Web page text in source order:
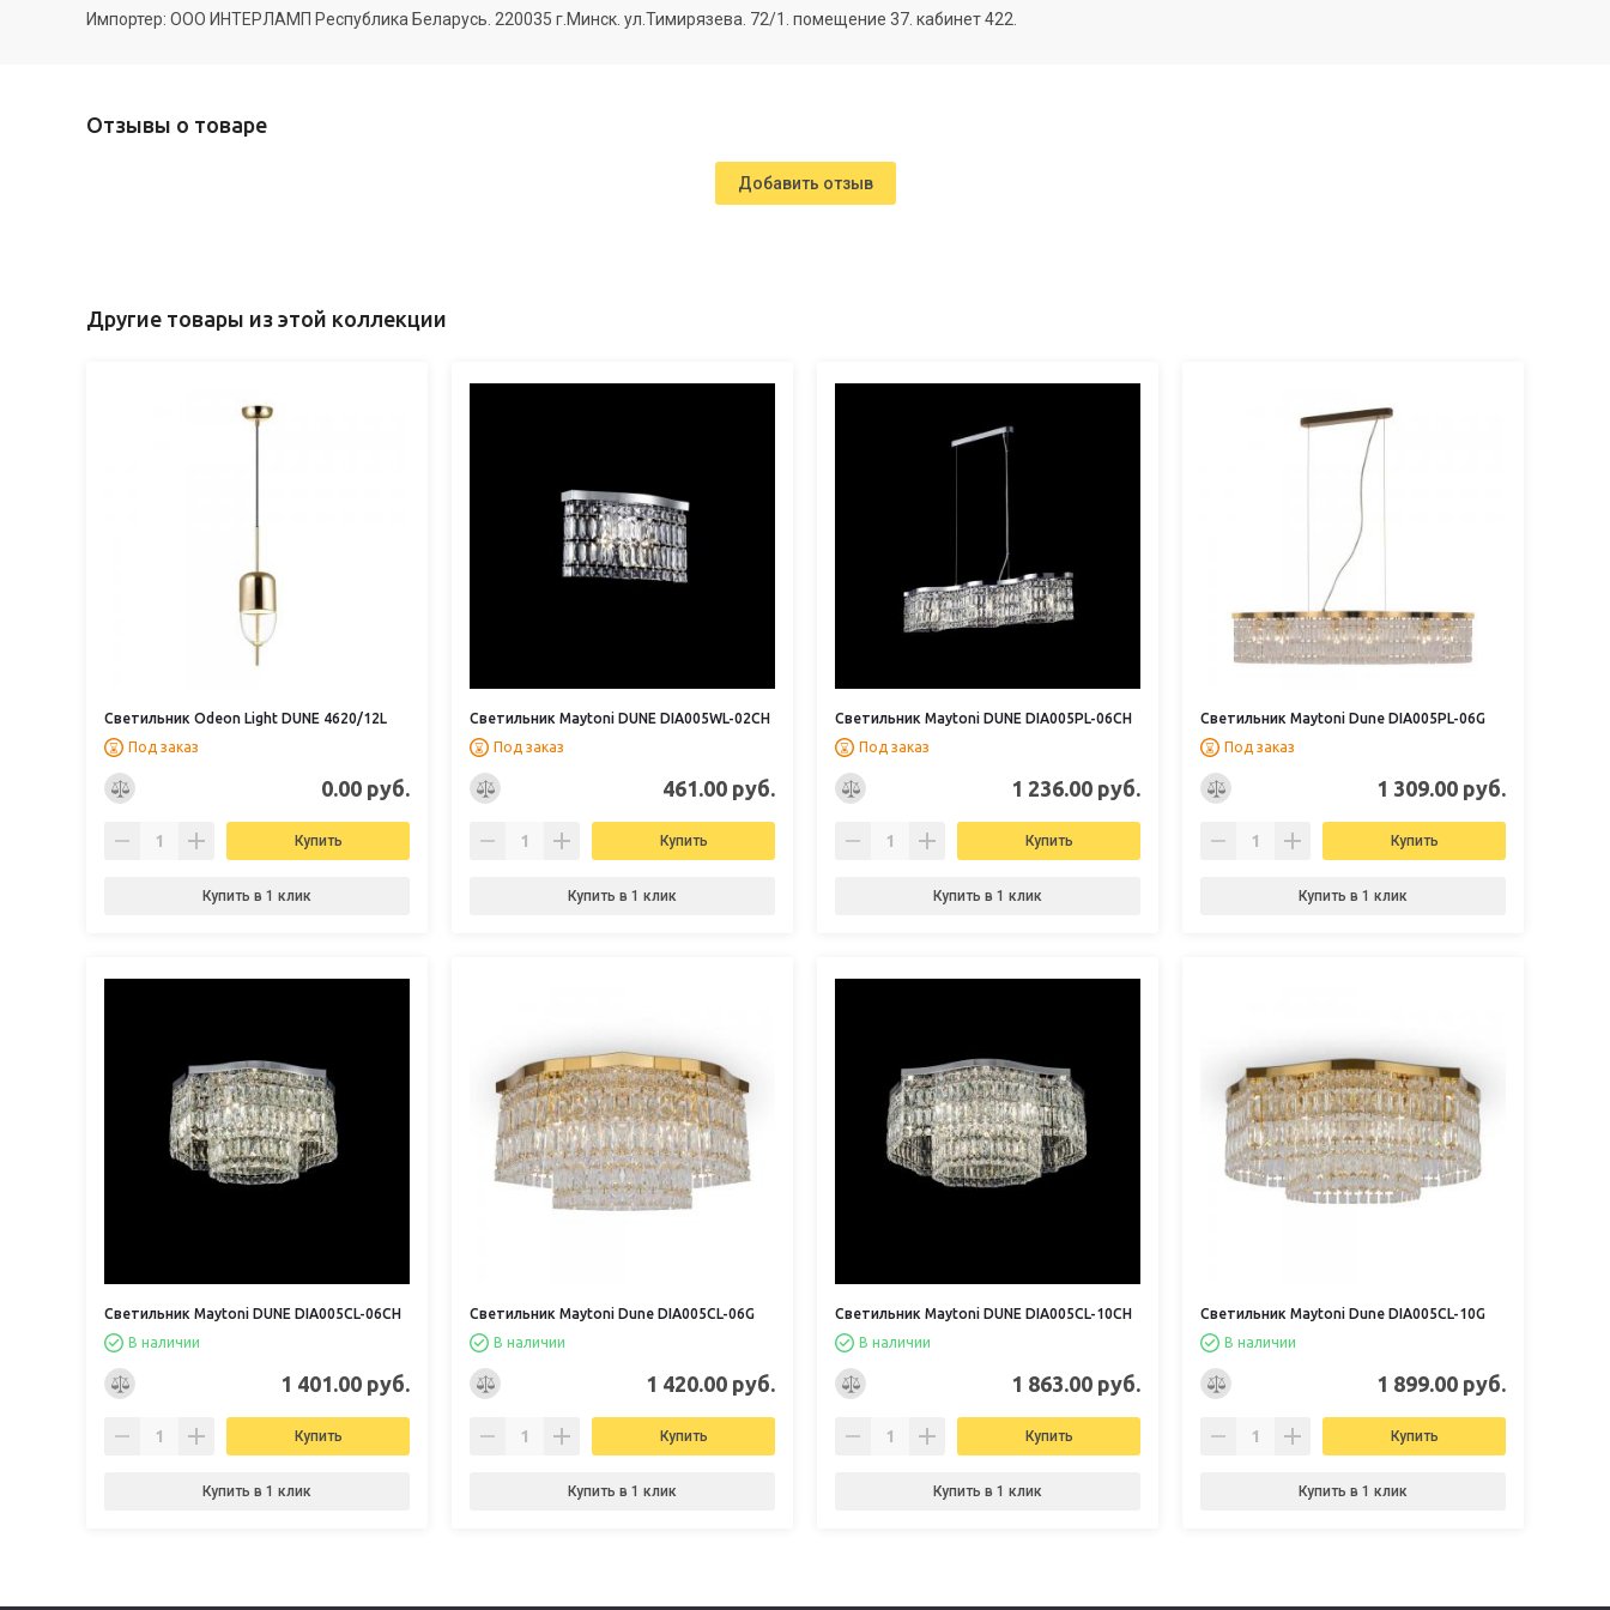
Импортер: ООО ИНТЕРЛАМП Республика Беларусь. 220035 г.Минск. ул.Тимирязева. 72/1. помещение 37. кабинет 422.
Отзывы о товаре
Добавить отзыв
Другие товары из этой коллекции
Светильник Odeon Light DUNE 4620/12L
Под заказ
0.00 руб.
Купить
Купить в 1 клик
Светильник Maytoni DUNE DIA005WL-02CH
Под заказ
461.00 руб.
Купить
Купить в 1 клик
Светильник Maytoni DUNE DIA005PL-06CH
Под заказ
1 236.00 руб.
Купить
Купить в 1 клик
Светильник Maytoni Dune DIA005PL-06G
Под заказ
1 309.00 руб.
Купить
Купить в 1 клик
Светильник Maytoni DUNE DIA005CL-06CH
В наличии
1 401.00 руб.
Купить
Купить в 1 клик
Светильник Maytoni Dune DIA005CL-06G
В наличии
1 420.00 руб.
Купить
Купить в 1 клик
Светильник Maytoni DUNE DIA005CL-10CH
В наличии
1 863.00 руб.
Купить
Купить в 1 клик
Светильник Maytoni Dune DIA005CL-10G
В наличии
1 899.00 руб.
Купить
Купить в 1 клик